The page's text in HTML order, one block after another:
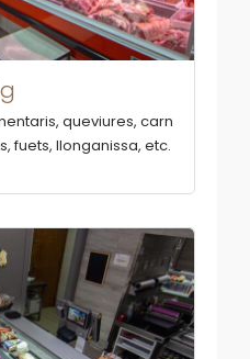
queviures, carn
fuets, llonganissa, etc.